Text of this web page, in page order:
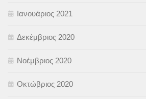
Ιανουάριος 2021
Δεκέμβριος 2020
Νοέμβριος 2020
Οκτώβριος 2020